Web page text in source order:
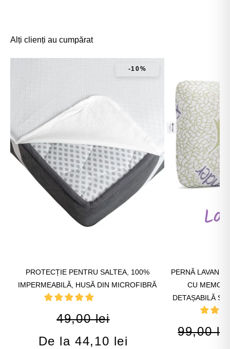
Alți clienți au cumpărat
-10%
PROTECȚIE PENTRU SALTEA, 100%
IMPERMEABILĂ, HUSĂ DIN MICROFIBRĂ
49,00 lei
De la 44,10 lei
PERNĂ
CU
DETAȘABILĂ ȘI
99,00